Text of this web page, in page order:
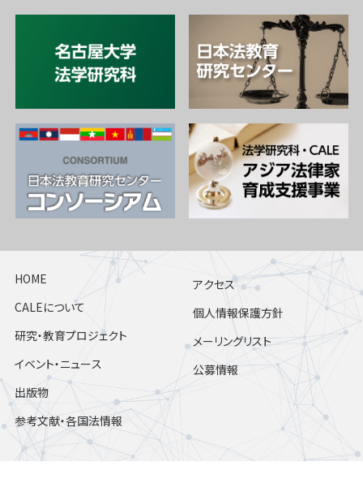
HOME
CALEについて
研究・教育プロジェクト
イベント・ニュース
出版物
参考文献・各国法情報
アクセス
個人情報保護方針
メーリングリスト
公募情報